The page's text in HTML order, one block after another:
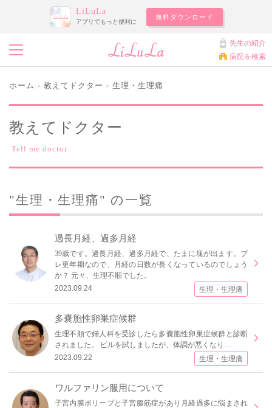
LiLuLa
アプリでもっと便利に
無料ダウンロード
先生の紹介
病院を検索
ホーム > 教えてドクター > 生理・生理痛
教えてドクター
Tell me doctor
"生理・生理痛" の一覧
過長月経、過多月経
39歳です。過長月経、過多月経で、たまに塊が出ます。プ
レ更年期なので、月経の日数が長くなっているのでしょう
か？ 元々、生理不順でした。
2023.09.24
生理・生理痛
多嚢胞性卵巣症候群
生理不順で婦人科を受診したら多嚢胞性卵巣症候群と診断
されました。 ピルを試しましたが、体調が悪くなり…
2023.09.22
生理・生理痛
ワルファリン服用について
子宮内膜ポリープと子宮腺筋症があり月経過多に悩まされ